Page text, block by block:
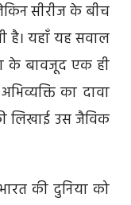
सीरीज के बीच
है। यहाँ यह सवाल
के बावजूद एक ही
का दावा
लिखाई उस जैविक
की दुनिया को